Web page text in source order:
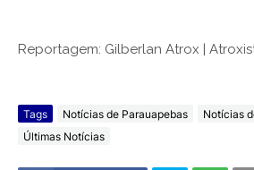
Reportagem: Gilberlan Atrox |
Tags Notícias de Parauapebas Notícias
Últimas Notícias